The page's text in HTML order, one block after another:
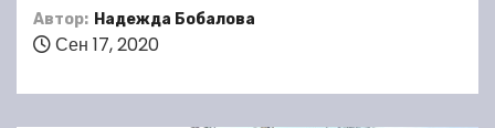
Автор: Надежда Бобалова
Сен 17, 2020